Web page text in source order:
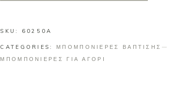
SKU: 60250A
CATEGORIES: ΜΠΟΜΠΟΝΙΕΡΕΣ ΒΑΠΤΙΣΗΣ
ΜΠΟΜΠΟΝΙΕΡΕΣ ΓΙΑ ΑΓΟΡΙ